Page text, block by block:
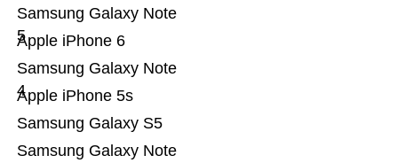
Samsung Galaxy Note
Samsung Galaxy S5
Apple iPhone 5s
Samsung Galaxy Note
4
Apple iPhone 6
Samsung Galaxy Note
5